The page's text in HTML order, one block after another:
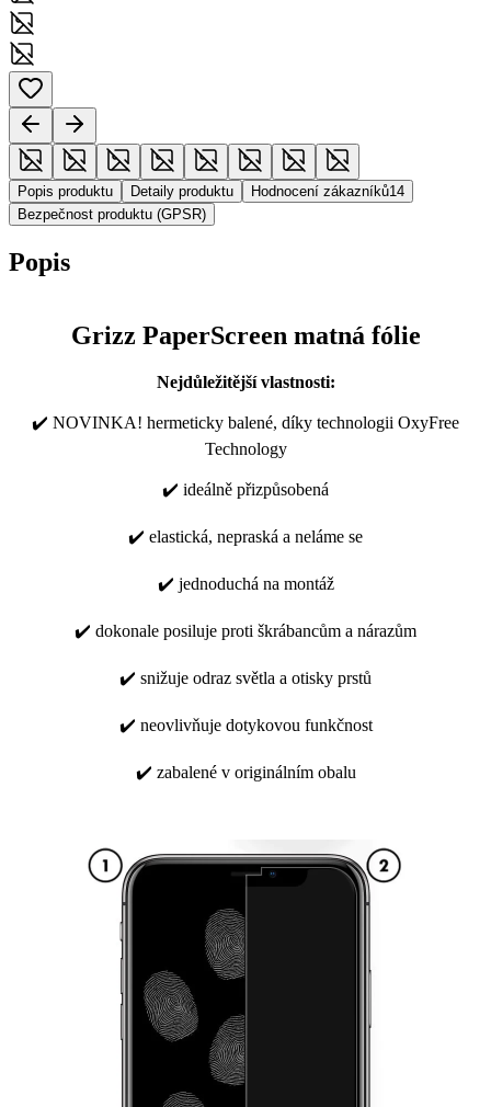
Popis produktu Detaily produktu Hodnocení zákazníků14
Bezpečnost produktu (GPSR)
Popis
Grizz PaperScreen matná fólie
Nejdůležitější vlastnosti:
✔️ NOVINKA! hermeticky balené, díky technologii OxyFree
Technology
✔️ ideálně přizpůsobená
✔️ elastická, nepraská a neláme se
✔️ jednoduchá na montáž
✔️ dokonale posiluje proti škrábancům a nárazům
✔️ snižuje odraz světla a otisky prstů
✔️ neovlivňuje dotykovou funkčnost
✔️ zabalené v originálním obalu